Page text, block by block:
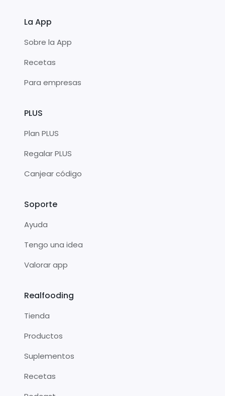
La App
Sobre la App
Recetas
Para empresas
PLUS
Plan PLUS
Regalar PLUS
Canjear código
Soporte
Ayuda
Tengo una idea
Valorar app
Realfooding
Tienda
Productos
Suplementos
Recetas